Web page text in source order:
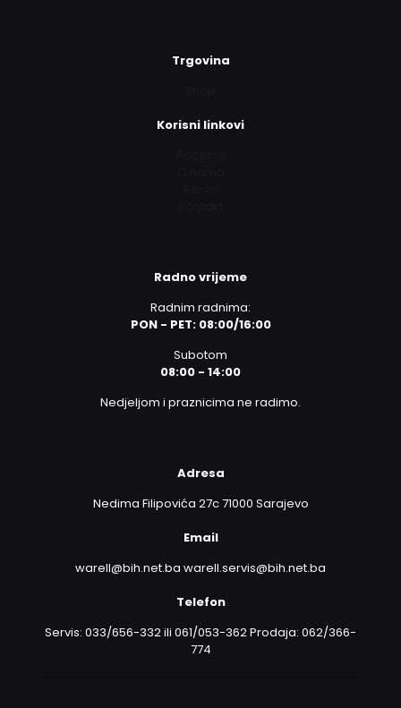
Trgovina
Korisni linkovi
Radno vrijeme
Radnim radnima:
PON - PET: 08:00/16:00
Subotom
08:00 - 14:00
Nedjeljom i praznicima ne radimo.
Adresa
Nedima Filipovića 27c 71000 Sarajevo
Email
warell@bih.net.ba warell.servis@bih.net.ba
Telefon
Servis: 033/656-332 ili 061/053-362 Prodaja: 062/366-
774